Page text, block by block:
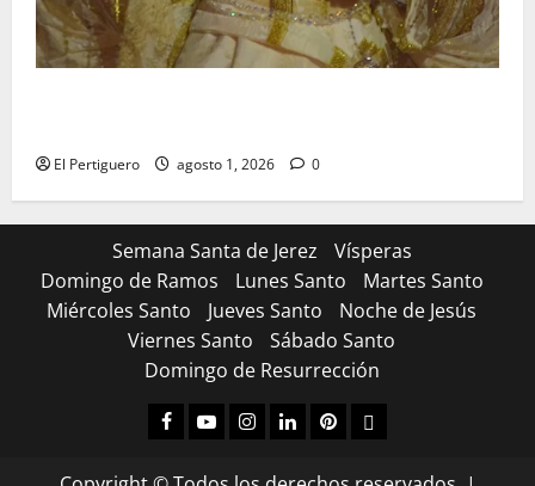
El Pertiguero agosto 1, 2026 0
Semana Santa de Jerez
Vísperas
Domingo de Ramos
Lunes Santo
Martes Santo
Miércoles Santo
Jueves Santo
Noche de Jesús
Viernes Santo
Sábado Santo
Domingo de Resurrección
Facebook
YoutubeInstagram
LinkedPinterestDribbble